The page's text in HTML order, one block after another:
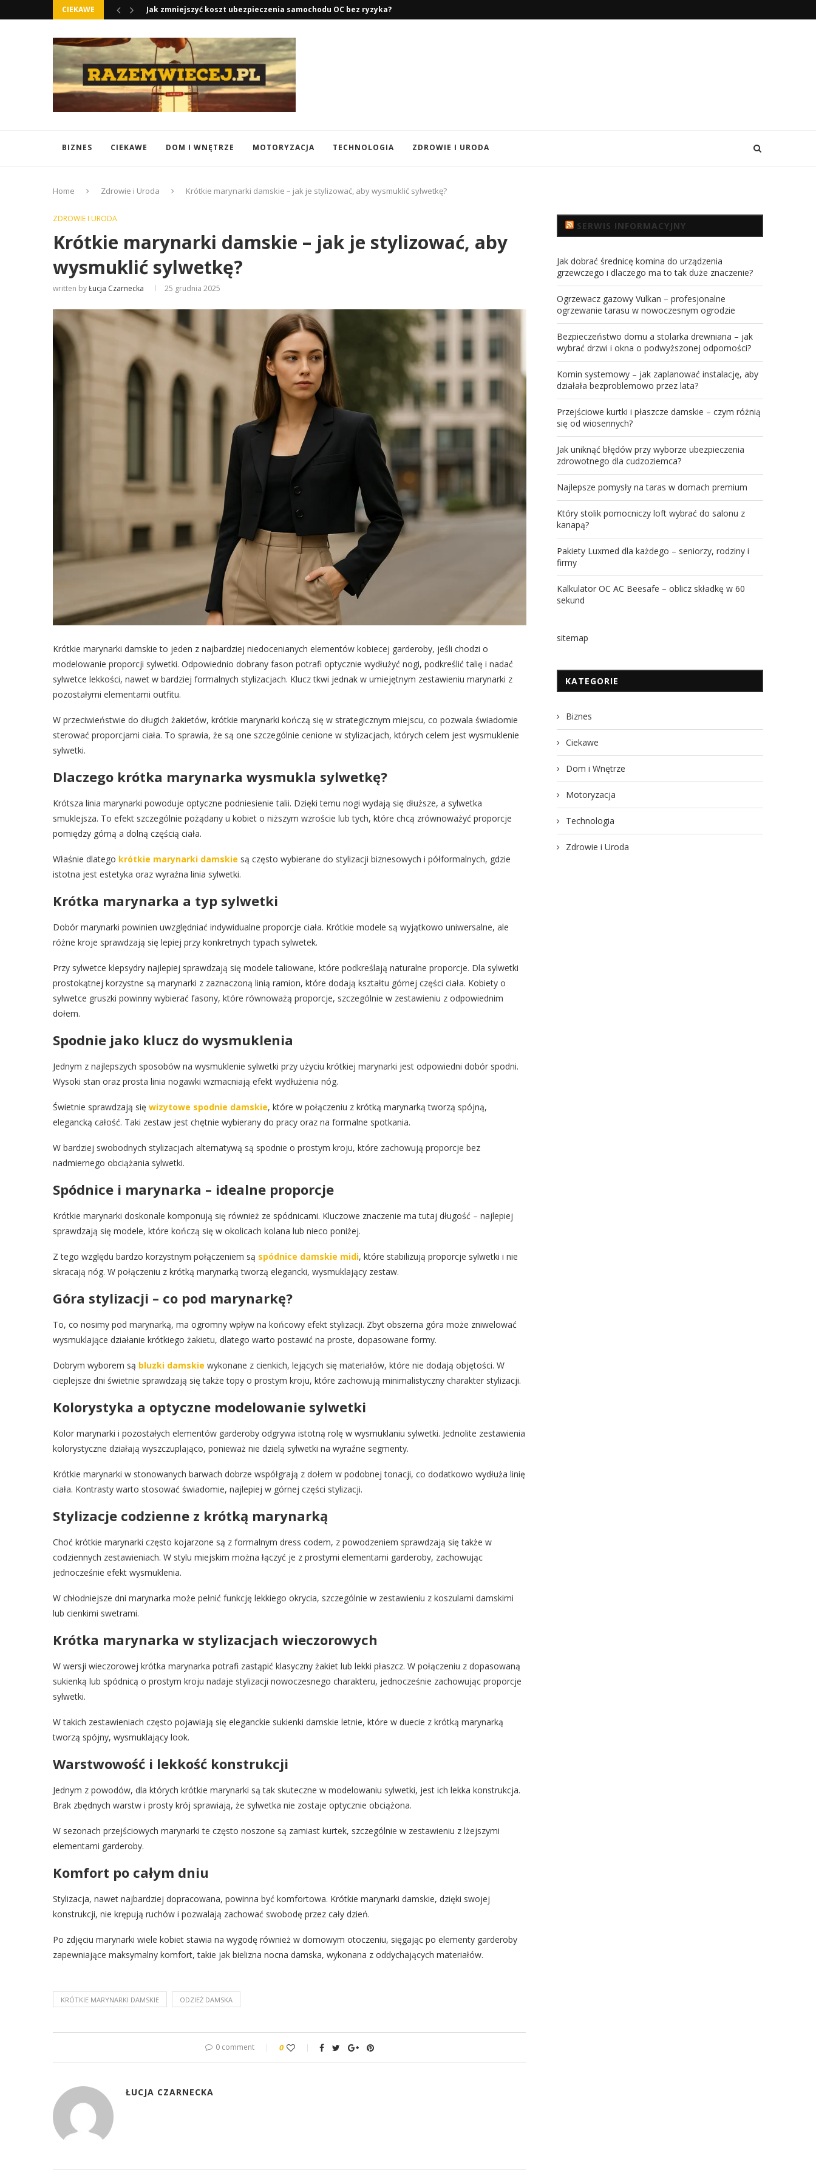
CIEKAWE Otulacze do Fotelika Samochodowego – Lato, Zima i...
BIZNES CIEKAWE DOM I WNĘTRZE MOTORYZACJA TECHNOLOGIA ZDROWIE I URODA
Home Zdrowie i Uroda Krótkie marynarki damskie – jak je stylizować, aby wysmuklić sylwetkę?
ZDROWIE I URODA
Krótkie marynarki damskie – jak je stylizować, aby
wysmuklić sylwetkę?
written byŁucja Czarnecka 25 grudnia 2025
Krótkie marynarki damskie to jeden z najbardziej niedocenianych elementów kobiecej garderoby, jeśli chodzi o
modelowanie proporcji sylwetki. Odpowiednio dobrany fason potrafi optycznie wydłużyć nogi, podkreślić talię i nadać
sylwetce lekkości, nawet w bardziej formalnych stylizacjach. Klucz tkwi jednak w umiejętnym zestawieniu marynarki z
pozostałymi elementami outfitu.
W przeciwieństwie do długich żakietów, krótkie marynarki kończą się w strategicznym miejscu, co pozwala świadomie
sterować proporcjami ciała. To sprawia, że są one szczególnie cenione w stylizacjach, których celem jest wysmuklenie
sylwetki.
Dlaczego krótka marynarka wysmukla sylwetkę?
Krótsza linia marynarki powoduje optyczne podniesienie talii. Dzięki temu nogi wydają się dłuższe, a sylwetka
smuklejsza. To efekt szczególnie pożądany u kobiet o niższym wzroście lub tych, które chcą zrównoważyć proporcje
pomiędzy górną a dolną częścią ciała.
Właśnie dlatego krótkie marynarki damskie są często wybierane do stylizacji biznesowych i półformalnych, gdzie
istotna jest estetyka oraz wyraźna linia sylwetki.
Krótka marynarka a typ sylwetki
Dobór marynarki powinien uwzględniać indywidualne proporcje ciała. Krótkie modele są wyjątkowo uniwersalne, ale
różne kroje sprawdzają się lepiej przy konkretnych typach sylwetek.
Przy sylwetce klepsydry najlepiej sprawdzają się modele taliowane, które podkreślają naturalne proporcje. Dla sylwetki
prostokątnej korzystne są marynarki z zaznaczoną linią ramion, które dodają kształtu górnej części ciała. Kobiety o
sylwetce gruszki powinny wybierać fasony, które równoważą proporcje, szczególnie w zestawieniu z odpowiednim
dołem.
Spodnie jako klucz do wysmuklenia
Jednym z najlepszych sposobów na wysmuklenie sylwetki przy użyciu krótkiej marynarki jest odpowiedni dobór spodni.
Wysoki stan oraz prosta linia nogawki wzmacniają efekt wydłużenia nóg.
Świetnie sprawdzają się wizytowe spodnie damskie, które w połączeniu z krótką marynarką tworzą spójną,
elegancką całość. Taki zestaw jest chętnie wybierany do pracy oraz na formalne spotkania.
W bardziej swobodnych stylizacjach alternatywą są spodnie o prostym kroju, które zachowują proporcje bez
nadmiernego obciążania sylwetki.
Spódnice i marynarka – idealne proporcje
Krótkie marynarki doskonale komponują się również ze spódnicami. Kluczowe znaczenie ma tutaj długość – najlepiej
sprawdzają się modele, które kończą się w okolicach kolana lub nieco poniżej.
Z tego względu bardzo korzystnym połączeniem są spódnice damskie midi, które stabilizują proporcje sylwetki i nie
skracają nóg. W połączeniu z krótką marynarką tworzą elegancki, wysmuklający zestaw.
Góra stylizacji – co pod marynarkę?
To, co nosimy pod marynarką, ma ogromny wpływ na końcowy efekt stylizacji. Zbyt obszerna góra może zniwelować
wysmuklające działanie krótkiego żakietu, dlatego warto postawić na proste, dopasowane formy.
Dobrym wyborem są bluzki damskie wykonane z cienkich, lejących się materiałów, które nie dodają objętości. W
cieplejsze dni świetnie sprawdzają się także topy o prostym kroju, które zachowują minimalistyczny charakter stylizacji.
Kolorystyka a optyczne modelowanie sylwetki
Kolor marynarki i pozostałych elementów garderoby odgrywa istotną rolę w wysmuklaniu sylwetki. Jednolite zestawienia
kolorystyczne działają wyszczuplająco, ponieważ nie dzielą sylwetki na wyraźne segmenty.
Krótkie marynarki w stonowanych barwach dobrze współgrają z dołem w podobnej tonacji, co dodatkowo wydłuża linię
ciała. Kontrasty warto stosować świadomie, najlepiej w górnej części stylizacji.
Stylizacje codzienne z krótką marynarką
Choć krótkie marynarki często kojarzone są z formalnym dress codem, z powodzeniem sprawdzają się także w
codziennych zestawieniach. W stylu miejskim można łączyć je z prostymi elementami garderoby, zachowując
jednocześnie efekt wysmuklenia.
W chłodniejsze dni marynarka może pełnić funkcję lekkiego okrycia, szczególnie w zestawieniu z koszulami damskimi
lub cienkimi swetrami.
Krótka marynarka w stylizacjach wieczorowych
W wersji wieczorowej krótka marynarka potrafi zastąpić klasyczny żakiet lub lekki płaszcz. W połączeniu z dopasowaną
sukienką lub spódnicą o prostym kroju nadaje stylizacji nowoczesnego charakteru, jednocześnie zachowując proporcje
sylwetki.
W takich zestawieniach często pojawiają się eleganckie sukienki damskie letnie, które w duecie z krótką marynarką
tworzą spójny, wysmuklający look.
Warstwowość i lekkość konstrukcji
Jednym z powodów, dla których krótkie marynarki są tak skuteczne w modelowaniu sylwetki, jest ich lekka konstrukcja.
Brak zbędnych warstw i prosty krój sprawiają, że sylwetka nie zostaje optycznie obciążona.
W sezonach przejściowych marynarki te często noszone są zamiast kurtek, szczególnie w zestawieniu z lżejszymi
elementami garderoby.
Komfort po całym dniu
Stylizacja, nawet najbardziej dopracowana, powinna być komfortowa. Krótkie marynarki damskie, dzięki swojej
konstrukcji, nie krępują ruchów i pozwalają zachować swobodę przez cały dzień.
Po zdjęciu marynarki wiele kobiet stawia na wygodę również w domowym otoczeniu, sięgając po elementy garderoby
zapewniające maksymalny komfort, takie jak bielizna nocna damska, wykonana z oddychających materiałów.
KRÓTKIE MARYNARKI DAMSKIE ODZIEŻ DAMSKA
0 comment 0
ŁUCJA CZARNECKA
SERWIS INFORMACYJNY
Jak dobrać średnicę komina do urządzenia
grzewczego i dlaczego ma to tak duże znaczenie?
Ogrzewacz gazowy Vulkan – profesjonalne
ogrzewanie tarasu w nowoczesnym ogrodzie
Bezpieczeństwo domu a stolarka drewniana – jak
wybrać drzwi i okna o podwyższonej odporności?
Komin systemowy – jak zaplanować instalację, aby
działała bezproblemowo przez lata?
Przejściowe kurtki i płaszcze damskie – czym różnią
się od wiosennych?
Jak uniknąć błędów przy wyborze ubezpieczenia
zdrowotnego dla cudzoziemca?
Najlepsze pomysły na taras w domach premium
Który stolik pomocniczy loft wybrać do salonu z
kanapą?
Pakiety Luxmed dla każdego – seniorzy, rodziny i
firmy
Kalkulator OC AC Beesafe – oblicz składkę w 60
sekund
sitemap
KATEGORIE
Biznes
Ciekawe
Dom i Wnętrze
Motoryzacja
Technologia
Zdrowie i Uroda